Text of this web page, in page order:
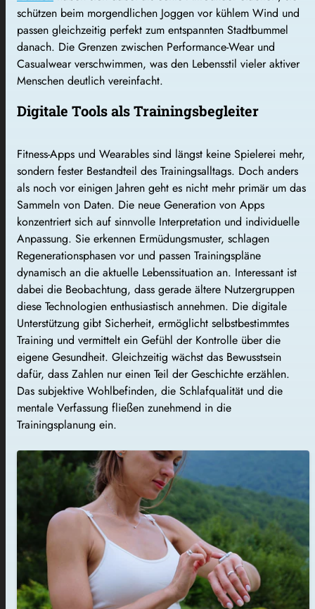
schützen beim morgendlichen Joggen vor kühlem Wind und
passen gleichzeitig perfekt zum entspannten Stadtbummel
danach. Die Grenzen zwischen Performance-Wear und
Casualwear verschwimmen, was den Lebensstil vieler aktiver
Menschen deutlich vereinfacht.
Digitale Tools als Trainingsbegleiter
Fitness-Apps und Wearables sind längst keine Spielerei mehr,
sondern fester Bestandteil des Trainingsalltags. Doch anders
als noch vor einigen Jahren geht es nicht mehr primär um das
Sammeln von Daten. Die neue Generation von Apps
konzentriert sich auf sinnvolle Interpretation und individuelle
Anpassung. Sie erkennen Ermüdungsmuster, schlagen
Regenerationsphasen vor und passen Trainingspläne
dynamisch an die aktuelle Lebenssituation an. Interessant ist
dabei die Beobachtung, dass gerade ältere Nutzergruppen
diese Technologien enthusiastisch annehmen. Die digitale
Unterstützung gibt Sicherheit, ermöglicht selbstbestimmtes
Training und vermittelt ein Gefühl der Kontrolle über die
eigene Gesundheit. Gleichzeitig wächst das Bewusstsein
dafür, dass Zahlen nur einen Teil der Geschichte erzählen.
Das subjektive Wohlbefinden, die Schlafqualität und die
mentale Verfassung fließen zunehmend in die
Trainingsplanung ein.